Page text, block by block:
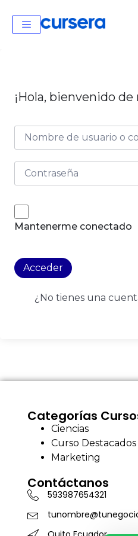
¡Hola, bienvenido de
Mantenerme conectado
Acceder
¿No tienes una
Categorías
Ciencias
Curso Destacados
Marketing
Contáctanos
593987654321
Curso de
40,00